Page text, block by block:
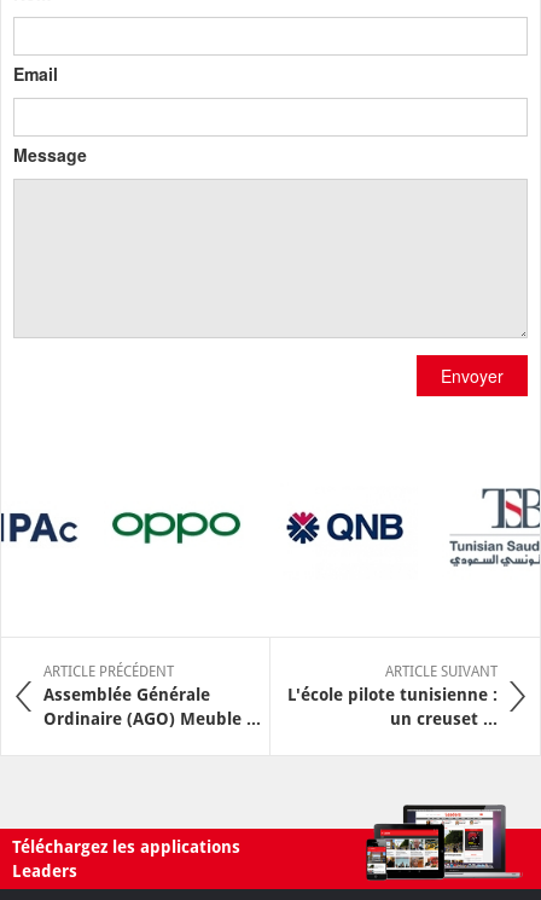
Email
Message
Envoyer
ARTICLE PRÉCÉDENT
Assemblée Générale
Ordinaire (AGO) Meuble ...
ARTICLE SUIVANT
L'école pilote tunisienne :
un creuset ...
Téléchargez les applications
Leaders